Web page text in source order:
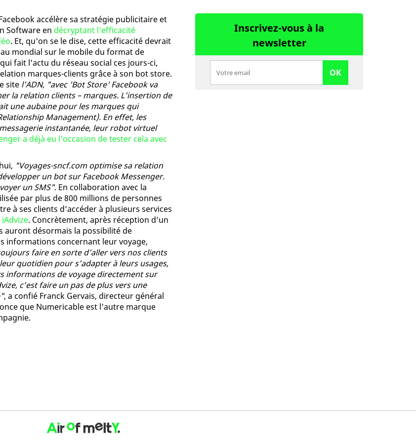
accélère sa stratégie publicitaire et
Software en décryptant l'efficacité
. Et, qu'on se le dise, cette efficacité devrait
mondial sur le mobile du format de
fait l'actu du réseau social ces jours-ci,
marques-clients grâce à son bot store.
site l'ADN, "avec 'Bot Store' Facebook va
la relation clients – marques. L’insertion de
une aubaine pour les marques qui
Management). En effet, les
instantanée, leur robot virtuel
a déjà eu l'occasion de tester cela avec
"Voyages-sncf.com optimise sa relation
un bot sur Facebook Messenger.
un SMS". En collaboration avec la
par plus de 800 millions de personnes
à ses clients d’accéder à plusieurs services
iAdvize. Concrètement, après réception d’un
auront désormais la possibilité de
informations concernant leur voyage,
faire en sorte d’aller vers nos clients
quotidien pour s’adapter à leurs usages,
informations de voyage directement sur
c’est faire un pas de plus vers une
, a confié Franck Gervais, directeur général
que Numericable est l'autre marque
Inscrivez-vous à la
newsletter
OK